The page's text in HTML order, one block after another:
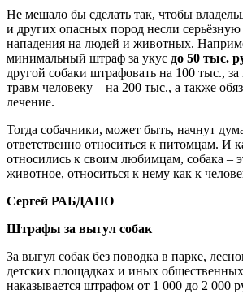
Не мешало бы сделать так, чтобы
и других опасных пород несли серьёзную
нападения на людей и животных.
минимальный штраф за укус до 50 тыс.
другой собаки штрафовать на 100 тыс.,
травм человеку – на 200 тыс., а также
лечение.
Тогда собачники, может быть, начнут
ответственно относиться к питомцам. И
относились к своим любимцам, собака –
животное, относиться к нему как к
Сергей РАБДАНО
Штрафы за выгул собак
За выгул собак без поводка в парке,
детских площадках и иных
наказывается штрафом от 1 000 до 2 000